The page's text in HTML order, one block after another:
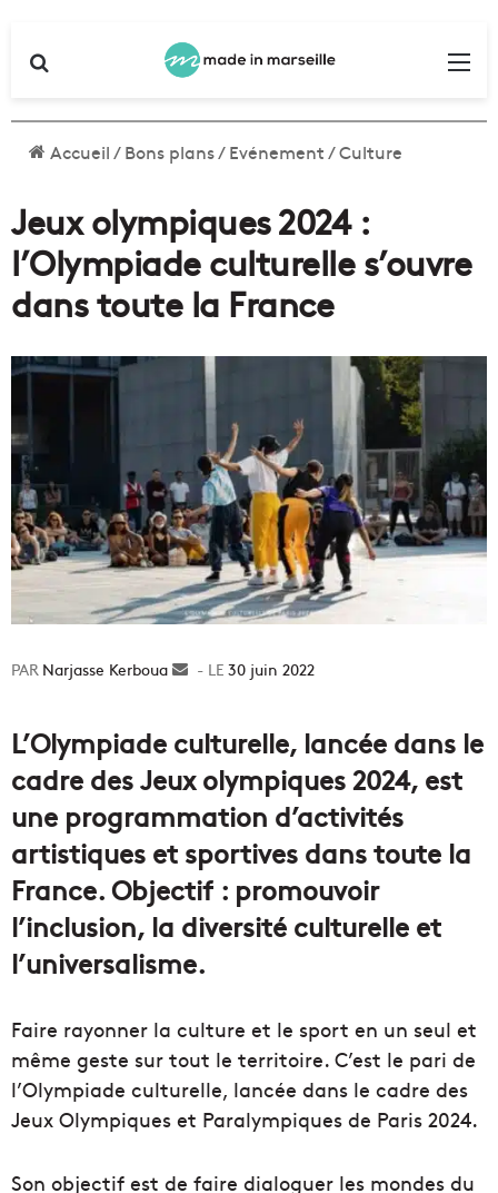
Accueil/Bons plans/Evénement/Culture
Jeux olympiques 2024 :
l’Olympiade culturelle s’ouvre
dans toute la France
Narjasse Kerboua
Envoyer30 juin 2022
L’Olympiade culturelle, lancée dans le
cadre des Jeux olympiques 2024, est
une programmation d’activités
artistiques et sportives dans toute la
France. Objectif : promouvoir
l’inclusion, la diversité culturelle et
l’universalisme.
Faire rayonner la culture et le sport en un seul et
même geste sur tout le territoire. C’est le pari de
l’Olympiade culturelle, lancée dans le cadre des
Jeux Olympiques et Paralympiques de Paris 2024.
Son objectif est de faire dialoguer les mondes du